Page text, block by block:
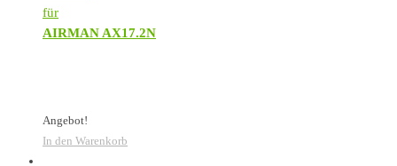
für
AIRMAN AX17.2N
Angebot!
In den Warenkorb